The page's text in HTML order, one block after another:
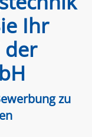
Ihr
der
zu